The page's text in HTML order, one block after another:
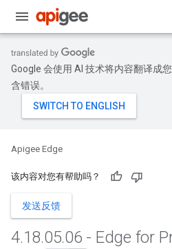
Google 会使用 AI 技术将内容翻译成
含错误。
Apigee Edge
该内容对您有帮助吗？
发送反馈
4.18.05.06 - Edge for